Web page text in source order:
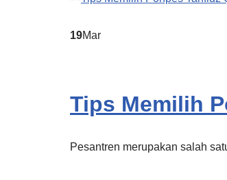
19Mar
Tips Memilih
Pesantren merupakan salah